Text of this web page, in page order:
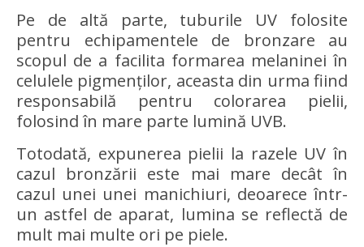
Pe de altă parte, tuburile UV folosite
pentru echipamentele de bronzare au
scopul de a facilita formarea melaninei în
celulele pigmenților, aceasta din urma fiind
responsabilă pentru colorarea pielii,
folosind în mare parte lumină UVB.
Totodată, expunerea pielii la razele UV în
cazul bronzării este mai mare decât în
cazul unei unei manichiuri, deoarece într-
un astfel de aparat, lumina se reflectă de
mult mai multe ori pe piele.